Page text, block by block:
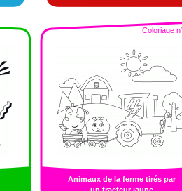
Coloriage
Animaux de la ferme tirés par